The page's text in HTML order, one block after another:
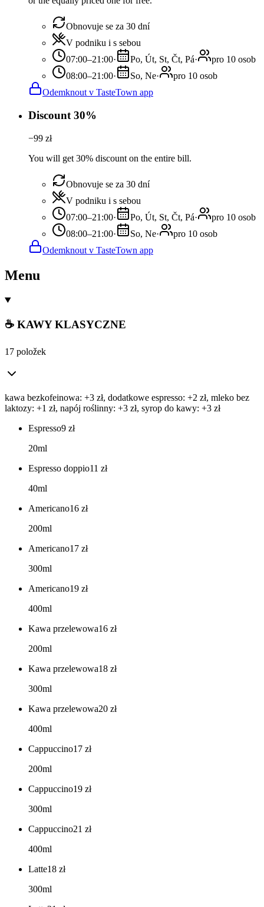
Obnovuje se za 30 dní
V podniku i s sebou
07:00–21:00· Po, Út, St, Čt, Pá·
pro 10 osob
08:00–21:00· So, Ne·
pro 10 osob
Odemknout v TasteTown app
Discount 30%
−99 zł
You will get 30% discount on the entire bill.
Obnovuje se za 30 dní
V podniku i s sebou
07:00–21:00· Po, Út, St, Čt, Pá·
pro 10 osob
08:00–21:00· So, Ne·
pro 10 osob
Odemknout v TasteTown app
Menu
☕ KAWY KLASYCZNE
17 položek
kawa bezkofeinowa: +3 zł, dodatkowe espresso: +2 zł, mleko bez
laktozy: +1 zł, napój roślinny: +3 zł, syrop do kawy: +3 zł
Espresso9 zł
20ml
Espresso doppio11 zł
40ml
Americano16 zł
200ml
Americano17 zł
300ml
Americano19 zł
400ml
Kawa przelewowa16 zł
200ml
Kawa przelewowa18 zł
300ml
Kawa przelewowa20 zł
400ml
Cappuccino17 zł
200ml
Cappuccino19 zł
300ml
Cappuccino21 zł
400ml
Latte18 zł
300ml